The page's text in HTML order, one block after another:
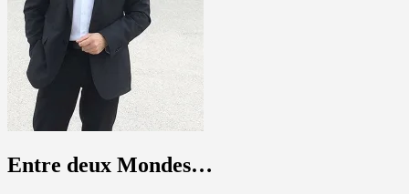
Entre deux Mondes…